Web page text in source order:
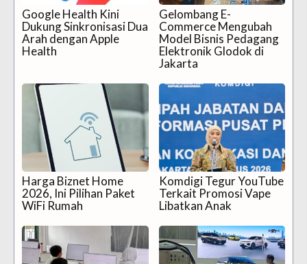
Google Health Kini
Dukung Sinkronisasi Dua
Arah dengan Apple
Health
Gelombang E-
Commerce Mengubah
Model Bisnis Pedagang
Elektronik Glodok di
Jakarta
Harga Biznet Home
2026, Ini Pilihan Paket
WiFi Rumah
Komdigi Tegur YouTube
Terkait Promosi Vape
Libatkan Anak